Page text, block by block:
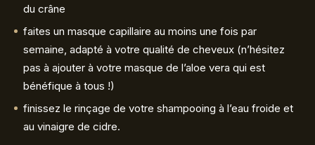
du crâne
faites un masque capillaire au moins une fois par
semaine, adapté à votre qualité de cheveux (n’hésitez
pas à ajouter à votre masque de l’aloe vera qui est
bénéfique à tous !)
finissez le rinçage de votre shampooing à l’eau froide et
au vinaigre de cidre.